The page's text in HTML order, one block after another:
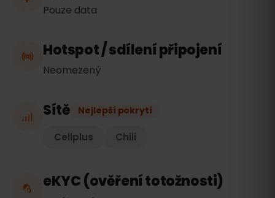
Pouze data
Hotspot / sdílení připojení
Neomezený
Sítě Nejlepší pokrytí
Cellplus Chili
eKYC (ověření totožnosti)